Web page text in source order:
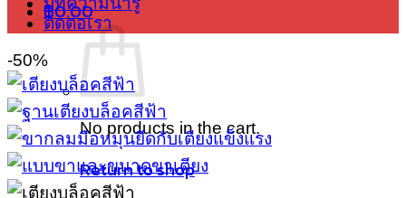
฿0.00
No products in the cart.
Return to shop
ติดต่อเรา
-50%